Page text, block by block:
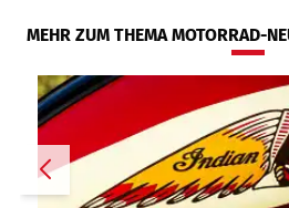
MEHR ZUM THEMA MOTORRAD-